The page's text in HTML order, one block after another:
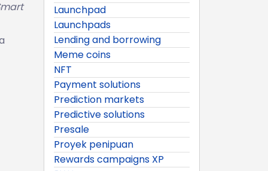
Launchpad
Launchpads
Lending and borrowing
Meme coins
NFT
Payment solutions
Prediction markets
Predictive solutions
Presale
Proyek penipuan
Rewards campaigns XP